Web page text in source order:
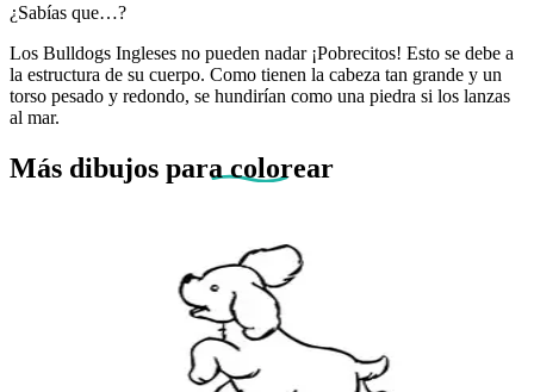
¿Sabías que…?
Los Bulldogs Ingleses no pueden nadar ¡Pobrecitos! Esto se debe a
la estructura de su cuerpo. Como tienen la cabeza tan grande y un
torso pesado y redondo, se hundirían como una piedra si los lanzas
al mar.
Más dibujos para colorear